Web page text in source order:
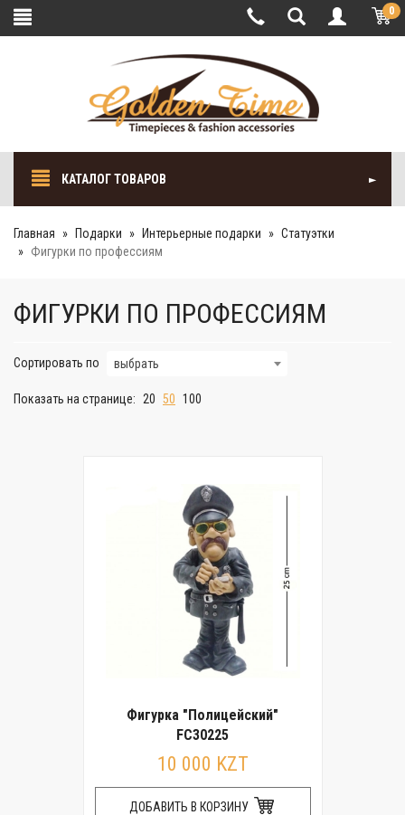
0
КАТАЛОГ ТОВАРОВ
Главная Подарки Интерьерные подарки
Cтатуэтки
Фигурки по профессиям
ФИГУРКИ ПО ПРОФЕССИЯМ
Сортировать по выбрать
Показать на странице: 20 50 100
Фигурка "Полицейский"
FC30225
10 000 KZT
ДОБАВИТЬ В КОРЗИНУ